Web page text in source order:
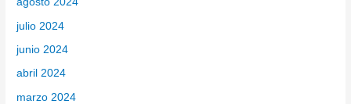
julio 2024
junio 2024
abril 2024
marzo 2024